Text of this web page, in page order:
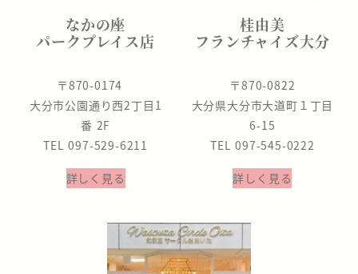
なかの座
パークプレイス店
〒870-0174
大分市公園通り西2丁目1
番 2F
TEL 097-529-6211
詳しく見る
桂由美
フランチャイズ大分
〒870-0822
大分県大分市大道町１丁目
6-15
TEL 097-545-0222
詳しく見る